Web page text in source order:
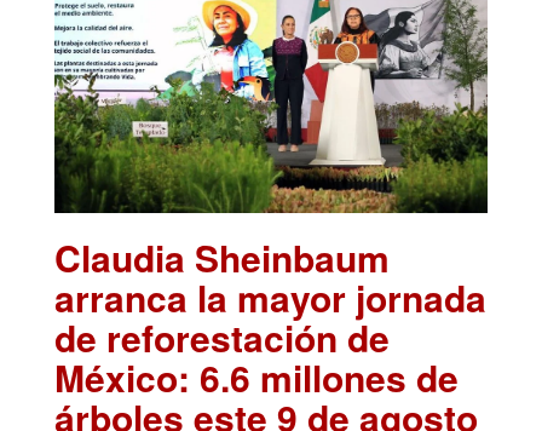
Claudia Sheinbaum
arranca la mayor jornada
de reforestación de
México: 6.6 millones de
árboles este 9 de agosto